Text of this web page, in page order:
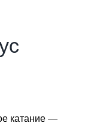
катание —